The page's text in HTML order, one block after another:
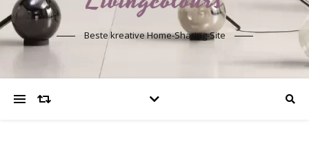
Beste kreative Home-Sharing-Site